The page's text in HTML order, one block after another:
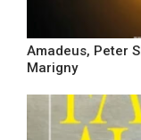
Amadeus, Peter
Marigny